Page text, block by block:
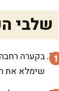
שלבי
שימלא את